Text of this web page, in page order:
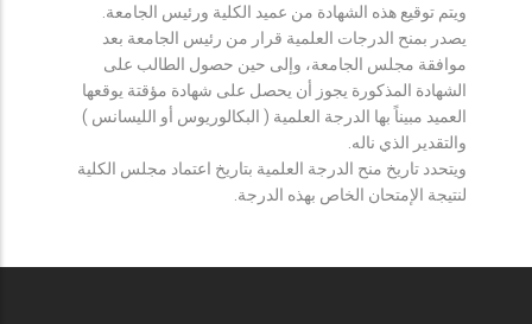
ويتم توقيع هذه الشهادة من عميد الكلية ورئيس الجامعة.
يصدر بمنح الدرجات العلمية قرار من رئيس الجامعة بعد
موافقة مجلس الجامعة، وإلى حين حصول الطالب على
الشهادة المذكورة يجوز أن يحصل على شهادة مؤقتة يوقعها
العميد مبيناً بها الدرجة العلمية ( البكالوريوس أو الليسانس )
والتقدير الذي ناله.
ويتحدد تاريخ منح الدرجة العلمية بتاريخ اعتماد مجلس الكلية
لنتيجة الإمتحان الخاص بهذه الدرجة.